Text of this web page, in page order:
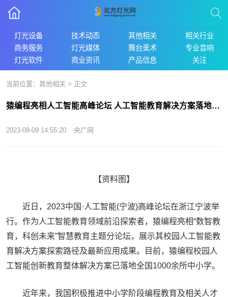
灯光设备 技术动态 其他相关
相关行业
商务服务
灯光媒体 舞台美术
专业音响
灯光软件
商业资讯 产品信息 关注
当前位置： 其他相关 > 正文
猿编程亮相人工智能高峰论坛 人工智能教育解决方案落地千所学校
2023-08-09 14:55:20 央广网
【资料图】
近日，2023中国·人工智能(宁波)高峰论坛在浙江宁波举
行。作为人工智能教育领域前沿探索者，猿编程亮相“数智教
育，科创未来”智慧教育主题分论坛，展示其校园人工智能教
育解决方案探索路径及最新应用成果。目前，猿编程校园人
工智能创新教育整体解决方案已落地全国1000余所中小学。
近年来，我国积极推进中小学阶段编程教育及相关人才